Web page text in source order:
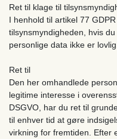
Ret til klage til
I henhold til artikel 77
tilsynsmyndigheden, hvis
personlige data ikke er lovlig.
Ret til
Den her omhandlede
legitime interesse i
DSGVO, har du ret til
til enhver tid at gøre
virkning for fremtiden. Efter